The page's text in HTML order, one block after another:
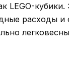
LEGO-
расходы и